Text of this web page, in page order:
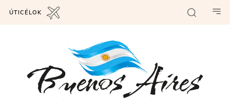
ÚTICÉLOK